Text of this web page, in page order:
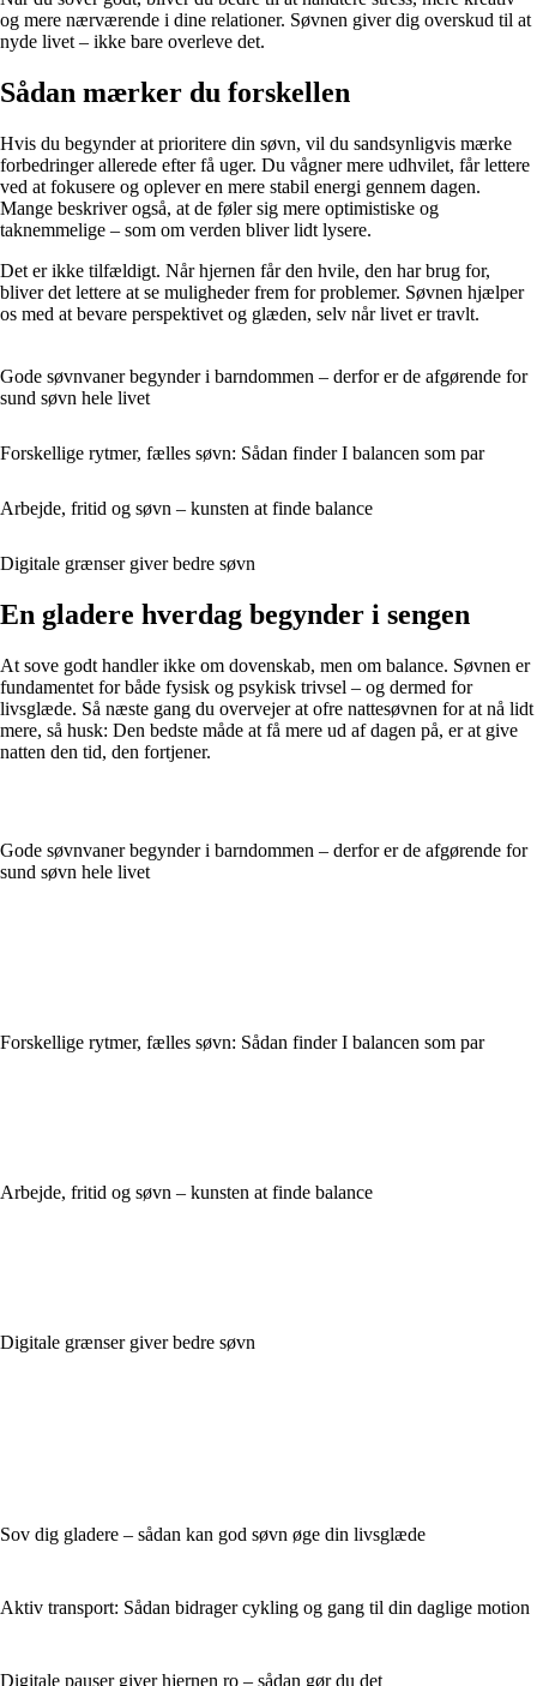
og mere nærværende i dine relationer. Søvnen giver dig overskud til at
nyde livet – ikke bare overleve det.
Sådan mærker du forskellen
Hvis du begynder at prioritere din søvn, vil du sandsynligvis mærke
forbedringer allerede efter få uger. Du vågner mere udhvilet, får lettere
ved at fokusere og oplever en mere stabil energi gennem dagen.
Mange beskriver også, at de føler sig mere optimistiske og
taknemmelige – som om verden bliver lidt lysere.
Det er ikke tilfældigt. Når hjernen får den hvile, den har brug for,
bliver det lettere at se muligheder frem for problemer. Søvnen hjælper
os med at bevare perspektivet og glæden, selv når livet er travlt.
Gode søvnvaner begynder i barndommen – derfor er de afgørende for
sund søvn hele livet
Forskellige rytmer, fælles søvn: Sådan finder I balancen som par
Arbejde, fritid og søvn – kunsten at finde balance
Digitale grænser giver bedre søvn
En gladere hverdag begynder i sengen
At sove godt handler ikke om dovenskab, men om balance. Søvnen er
fundamentet for både fysisk og psykisk trivsel – og dermed for
livsglæde. Så næste gang du overvejer at ofre nattesøvnen for at nå lidt
mere, så husk: Den bedste måde at få mere ud af dagen på, er at give
natten den tid, den fortjener.
Gode søvnvaner begynder i barndommen – derfor er de afgørende for
sund søvn hele livet
Forskellige rytmer, fælles søvn: Sådan finder I balancen som par
Arbejde, fritid og søvn – kunsten at finde balance
Digitale grænser giver bedre søvn
Sov dig gladere – sådan kan god søvn øge din livsglæde
Aktiv transport: Sådan bidrager cykling og gang til din daglige motion
Digitale pauser giver hjernen ro – sådan gør du det